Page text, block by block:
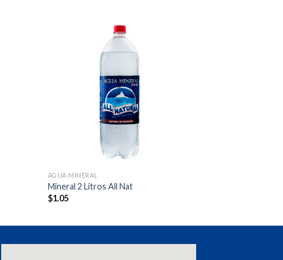
AGUA MINERAL
Mineral 2 Litros All Nat
$1.05